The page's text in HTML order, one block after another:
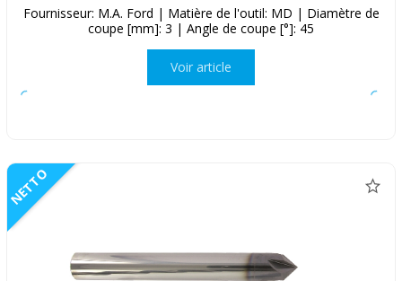
Fournisseur: M.A. Ford | Matière de l'outil: MD | Diamètre de
coupe [mm]: 3 | Angle de coupe [°]: 45
Voir article
NETTO